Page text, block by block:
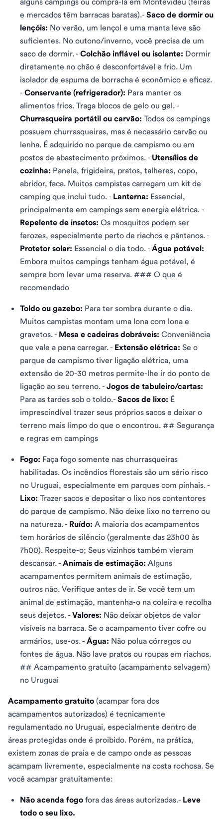
e mercados têm barracas baratas).- Saco de dormir ou
lençóis: No verão, um lençol e uma manta leve são
suficientes. No outono/inverno, você precisa de um
saco de dormir. - Colchão inflável ou isolante: Dormir
diretamente no chão é desconfortável e frio. Um
isolador de espuma de borracha é econômico e eficaz.
- Conservante (refrigerador): Para manter os
alimentos frios. Traga blocos de gelo ou gel. -
Churrasqueira portátil ou carvão: Todos os campings
possuem churrasqueiras, mas é necessário carvão ou
lenha. É adquirido no parque de campismo ou em
postos de abastecimento próximos. - Utensílios de
cozinha: Panela, frigideira, pratos, talheres, copo,
abridor, faca. Muitos campistas carregam um kit de
camping que inclui tudo. - Lanterna: Essencial,
principalmente em campings sem energia elétrica. -
Repelente de insetos: Os mosquitos podem ser
ferozes, especialmente perto de riachos e pântanos. -
Protetor solar: Essencial o dia todo. - Água potável:
Embora muitos campings tenham água potável, é
sempre bom levar uma reserva. ### O que é
recomendado
Toldo ou gazebo: Para ter sombra durante o dia.
Muitos campistas montam uma lona com lona e
gravetos. - Mesa e cadeiras dobráveis: Conveniência
que vale a pena carregar. - Extensão elétrica: Se o
parque de campismo tiver ligação elétrica, uma
extensão de 20-30 metros permite-lhe ir do ponto de
ligação ao seu terreno. - Jogos de tabuleiro/cartas:
Para as tardes sob o toldo.- Sacos de lixo: É
imprescindível trazer seus próprios sacos e deixar o
terreno mais limpo do que o encontrou. ## Segurança
e regras em campings
Fogo: Faça fogo somente nas churrasqueiras
habilitadas. Os incêndios florestais são um sério risco
no Uruguai, especialmente em parques com pinhais. -
Lixo: Trazer sacos e depositar o lixo nos contentores
do parque de campismo. Não deixe lixo no terreno ou
na natureza. - Ruído: A maioria dos acampamentos
tem horários de silêncio (geralmente das 23h00 às
7h00). Respeite-o; Seus vizinhos também vieram
descansar. - Animais de estimação: Alguns
acampamentos permitem animais de estimação,
outros não. Verifique antes de ir. Se você tem um
animal de estimação, mantenha-o na coleira e recolha
seus dejetos. - Valores: Não deixar objetos de valor
visíveis na barraca. Se o acampamento tiver cofre ou
armários, use-os. - Água: Não polua córregos ou
fontes de água. Não lave pratos ou roupas em riachos.
## Acampamento gratuito (acampamento selvagem)
no Uruguai
Acampamento gratuito (acampar fora dos
acampamentos autorizados) é tecnicamente
regulamentado no Uruguai, especialmente dentro de
áreas protegidas onde é proibido. Porém, na prática,
existem zonas de praia e de campo onde as pessoas
acampam livremente, especialmente na costa rochosa. Se
você acampar gratuitamente:
Não acenda fogo fora das áreas autorizadas.- Leve
todo o seu lixo.